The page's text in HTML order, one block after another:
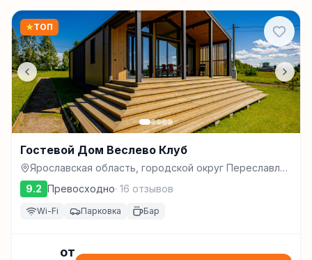
★ТОП
Гостевой Дом Веслево Клуб
Ярославская область, городской округ Переславль-
Залесский, д. Веслево, д.2, Переславль-Залесский
9.2 Превосходно· 16 отзывов
Wi-Fi Парковка Бар
от